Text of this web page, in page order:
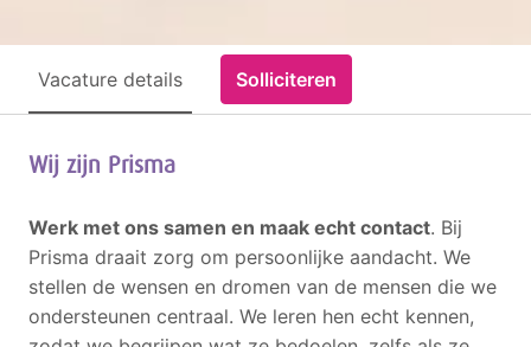
Vacature details Solliciteren
Wij zijn Prisma
Werk met ons samen en maak echt contact. Bij
Prisma draait zorg om persoonlijke aandacht. We
stellen de wensen en dromen van de mensen die we
ondersteunen centraal. We leren hen echt kennen,